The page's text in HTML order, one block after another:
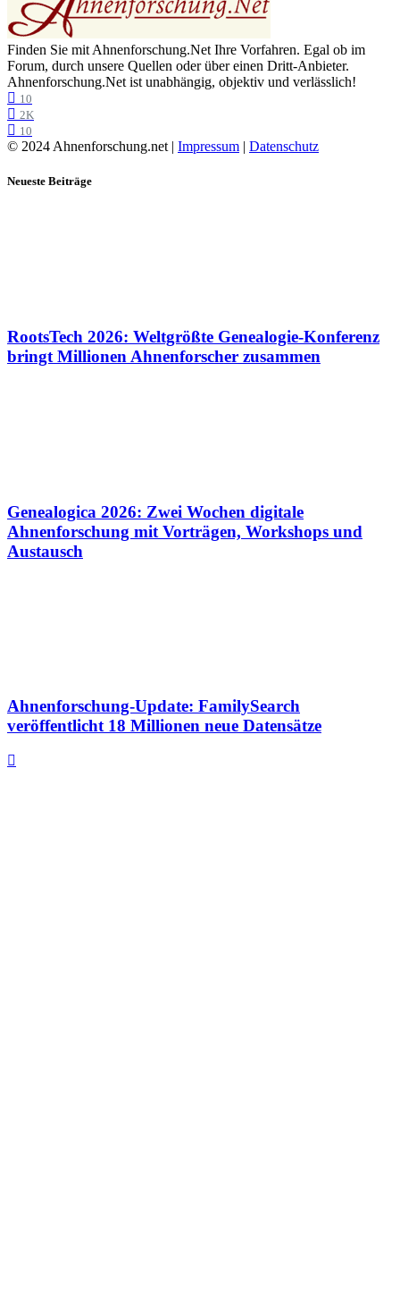
Finden Sie mit Ahnenforschung.Net Ihre Vorfahren. Egal ob im
Forum, durch unsere Quellen oder über einen Dritt-Anbieter.
Ahnenforschung.Net ist unabhängig, objektiv und verlässlich!
10
2K
10
© 2024 Ahnenforschung.net | Impressum | Datenschutz
Neueste Beiträge
RootsTech 2026: Weltgrößte Genealogie-Konferenz
bringt Millionen Ahnenforscher zusammen
Genealogica 2026: Zwei Wochen digitale
Ahnenforschung mit Vorträgen, Workshops und
Austausch
Ahnenforschung-Update: FamilySearch
veröffentlicht 18 Millionen neue Datensätze